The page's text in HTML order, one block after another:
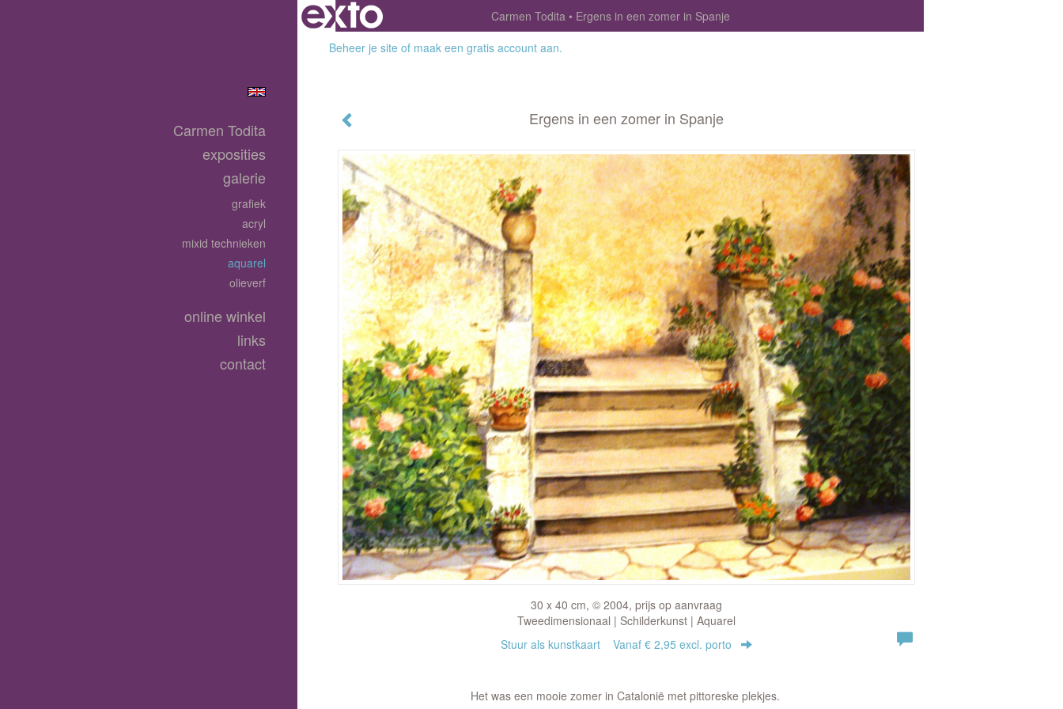
Carmen Todita
Ergens in een zomer in Spanje
Beheer je site of maak een gratis account aan.
Ergens in een zomer in Spanje
30 x 40 cm, © 2004, prijs op aanvraag
Tweedimensionaal | Schilderkunst | Aquarel
Stuur als kunstkaart Vanaf € 2,95 excl. porto
Het was een mooie zomer in Catalonië met pittoreske plekjes.
Carmen Todita
exposities
galerie
grafiek
acryl
mixid technieken
aquarel
olieverf
online winkel
links
contact